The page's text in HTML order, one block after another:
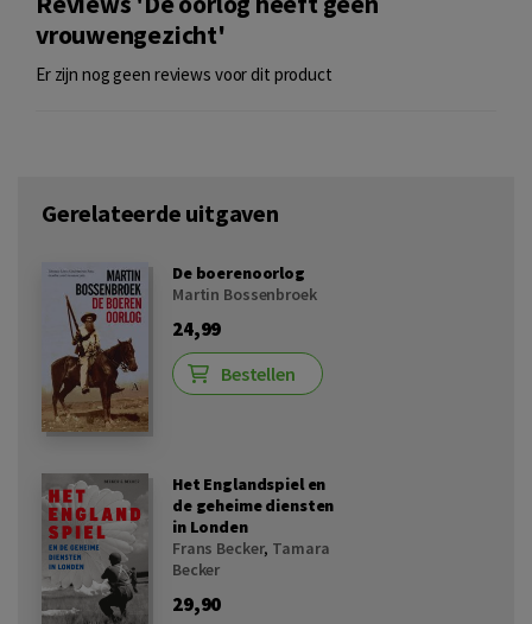
vrouwengezicht'
Er zijn nog geen reviews voor dit product
Gerelateerde uitgaven
De boerenoorlog
Martin Bossenbroek
24,99
Bestellen
Het Englandspiel en
de geheime diensten
in Londen
Frans Becker, Tamara
Becker
29,90